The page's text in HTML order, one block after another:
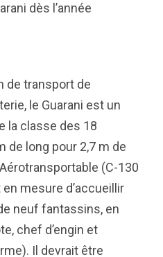
dès l’année
de transport de
le Guarani est un
la classe des 18
de long pour 2,7 m de
(C-130
en mesure d’accueillir
neuf fantassins, en
chef d’engin et
Il devrait être